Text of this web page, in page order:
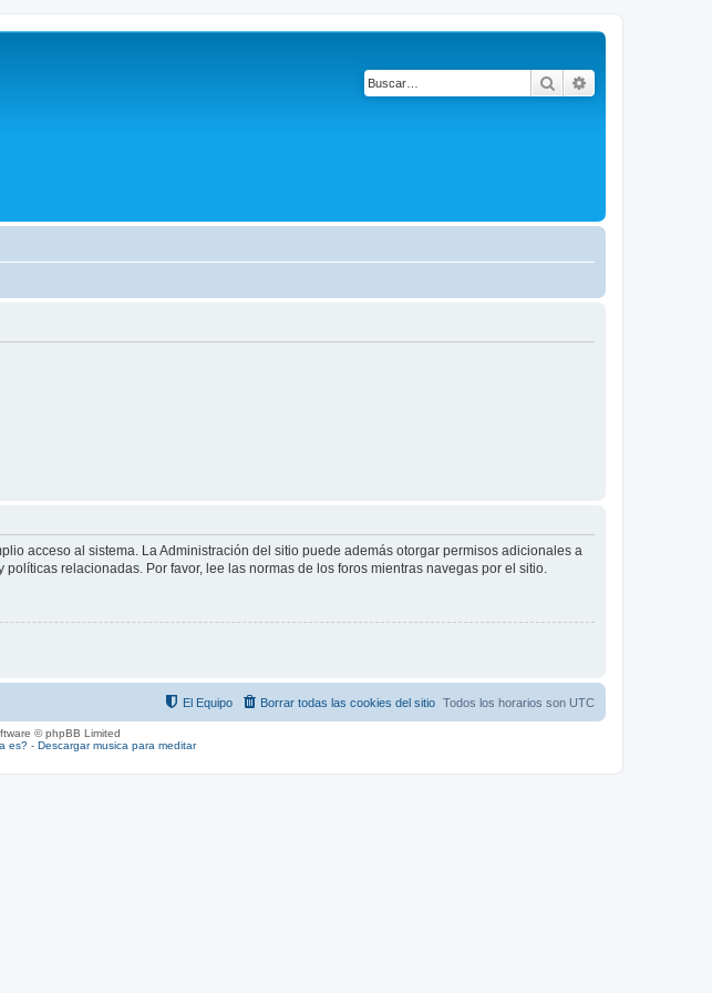
Buscar
acceso al sistema. La Administración del sitio puede además otorgar permisos adicionales a
relacionadas. Por favor, lee las normas de los foros mientras navegas por el sitio.
Todos los horarios son UTC
Borrar todas las cookies del sitio
El Equipo
© phpBB Limited
es?- Descargar musica para meditar